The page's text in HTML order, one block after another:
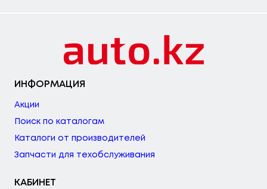
ИНФОРМАЦИЯ
Акции
Поиск по каталогам
Каталоги от производителей
Запчасти для техобслуживания
КАБИНЕТ